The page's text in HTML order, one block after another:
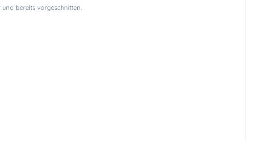
bereits vorgeschnitten.